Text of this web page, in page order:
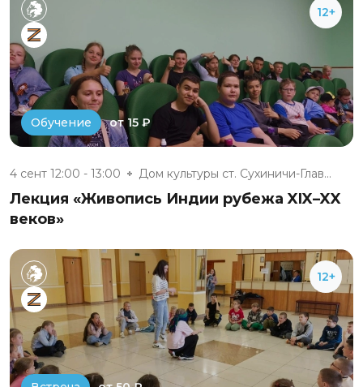
12+
Обучение от 15 ₽
4 сент 12:00 - 13:00 Дом культуры ст. Сухиничи-Глав...
Лекция «Живопись Индии рубежа XIX–XX
веков»
12+